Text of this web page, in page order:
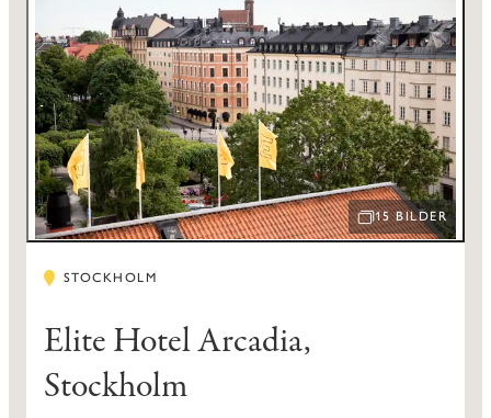
ÖPPNA BILDSPEL
15 BILDER
STOCKHOLM
Elite Hotel Arcadia,
Stockholm